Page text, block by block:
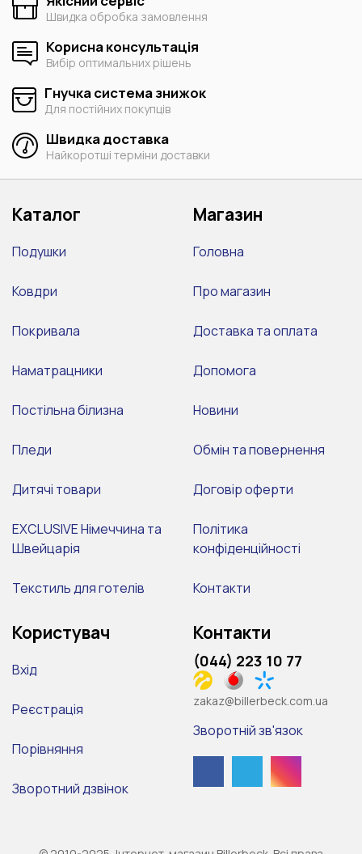
Швидка обробка замовлення
Корисна консультація
Вибір оптимальних рішень
Гнучка система знижок
Для постійних покупців
Швидка доставка
Найкоротші терміни доставки
Каталог
Подушки
Ковдри
Покривала
Наматрацники
Постільна білизна
Пледи
Дитячі товари
EXCLUSIVE Німеччина та
Швейцарія
Текстиль для готелів
Магазин
Головна
Про магазин
Доставка та оплата
Допомога
Новини
Обмін та повернення
Договір оферти
Політика
конфіденційності
Контакти
Користувач
Вхід
Реєстрація
Порівняння
Зворотний дзвінок
Контакти
(044) 223 10 77
zakaz@billerbeck.com.ua
Зворотній зв'язок